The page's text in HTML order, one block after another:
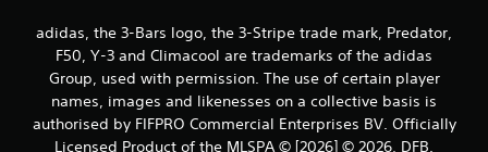
i
f
i
c
adidas, the 3-Bars logo, the 3-Stripe trade mark, Predator,
F50, Y-3 and Climacool are trademarks of the adidas
Group, used with permission. The use of certain player
names, images and likenesses on a collective basis is
authorised by FIFPRO Commercial Enterprises BV. Officially
Licensed Product of the MLSPA © [2026] © 2026, DFB.